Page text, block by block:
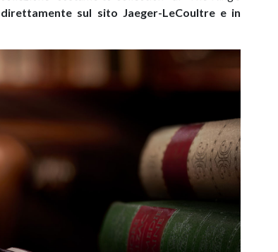
sul sito Jaeger-LeCoultre e in